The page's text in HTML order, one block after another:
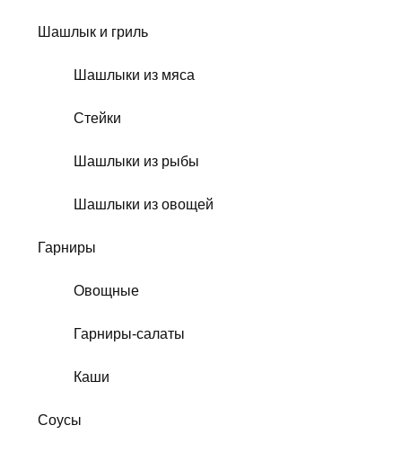
Шашлык и гриль
Шашлыки из мяса
Стейки
Шашлыки из рыбы
Шашлыки из овощей
Гарниры
Овощные
Гарниры-салаты
Каши
Соусы